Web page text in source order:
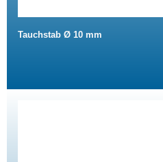
Tauchstab Ø 10 mm